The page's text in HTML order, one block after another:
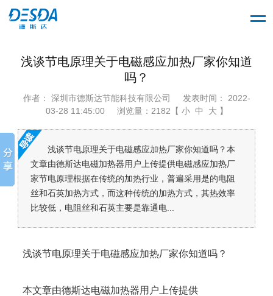
浅谈节电原理关于电磁感应加热厂家你知道
吗？
作者： 深圳市德斯达节能科技有限公司
发表时间： 2022-
03-28 11:45:00
浏览量：2182【 小 中 大 】
浅谈节电原理关于电磁感应加热厂家你知道吗？本
文章由德斯达电磁加热器用户上传提供电磁感应加热厂
家节电原理根据在传统的加热行业，普遍采用是的电阻
丝和石英加热方式，而这种传统的加热方式，其热效率
比较低，电阻丝和石英主要是靠通电...
浅谈节电原理关于电磁感应加热厂家你知道吗？
本文章由德斯达电磁加热器用户上传提供